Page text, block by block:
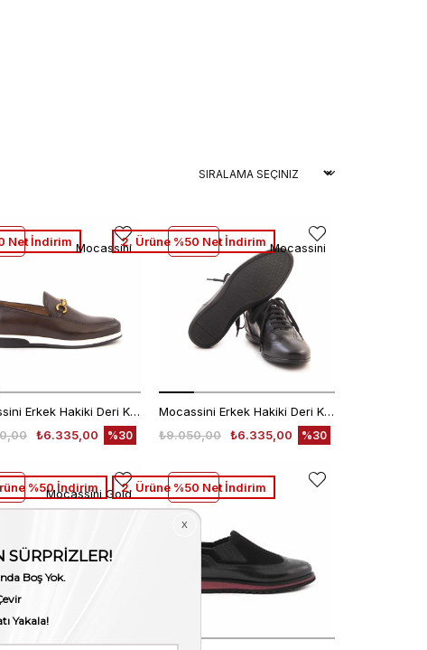
Mocassini Erkek Hakiki Deri Kauçuk Taban Kahverengi Günlük Ayakkabı
₺6.335,00
%30
Net İndirim Mocassini
Mocassini Erkek Hakiki Deri Kauçuk Taban Siyah Günlük Ayakkabı
₺6.335,00
₺9.050,00 %30
2. Ürüne %50 Net İndirim Mocassini
%50 İndirim
Mocassini Gold2. Ürüne %50 Net İndirim